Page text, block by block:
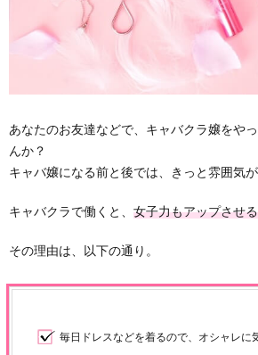
あなたのお友達などで、キャバクラ嬢をや
んか？
キャバ嬢になる前と後では、きっと雰囲気
キャバクラで働くと、 女子力もアップさせ
その理由は、以下の通り。
毎日ドレスなどを着るので、オシャレに